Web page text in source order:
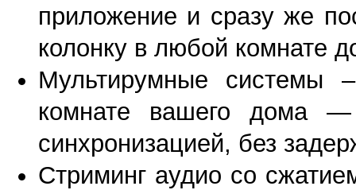
приложение и сразу же
колонку в любой комнате
Мультирумные системы
комнате вашего дома
синхронизацией, без
Стриминг аудио со